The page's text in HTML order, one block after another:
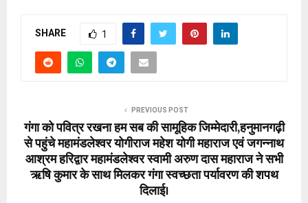
SHARE 1
PREVIOUS POST
गंगा को पवित्र रखना हम सब की सामूहिक जिम्मेदारी,हनुमानगढ़ी
से पहुंचे महामंडलेश्वर योगीराज महेश योगी महाराज एवं जगन्नाथ
आश्रम हरिद्वार महामंडलेश्वर स्वामी अरुण दास महाराज ने सभी
ऋषि कुमार के साथ मिलकर गंगा स्वच्छता पर्यावरण की शपथ
दिलाई।